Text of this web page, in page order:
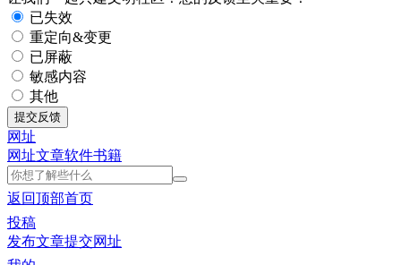
已失效
重定向&变更
已屏蔽
敏感内容
其他
提交反馈
网址
网址文章软件书籍
返回顶部首页
投稿
发布文章提交网址